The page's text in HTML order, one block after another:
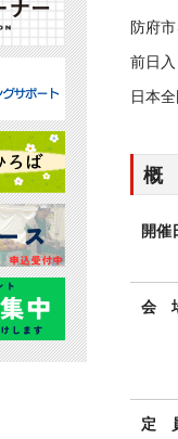
防府
前日
日本
概
開催
会
定